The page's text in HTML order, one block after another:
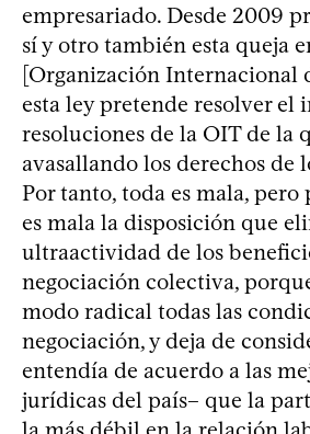
empresariado. Desde 2009
sí y otro también esta queja
[Organización Internacional
esta ley pretende resolver el
resoluciones de la OIT de la
avasallando los derechos de
Por tanto, toda es mala,
es mala la disposición que
ultraactividad de los
negociación colectiva,
modo radical todas las
negociación, y deja de
entendía de acuerdo a las
jurídicas del país– que la